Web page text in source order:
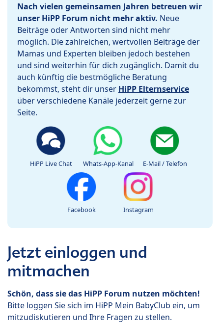
Nach vielen gemeinsamen Jahren betreuen wir
unser HiPP Forum nicht mehr aktiv. Neue
Beiträge oder Antworten sind nicht mehr
möglich. Die zahlreichen, wertvollen Beiträge der
Mamas und Experten bleiben jedoch bestehen
und sind weiterhin für dich zugänglich. Damit du
auch künftig die bestmögliche Beratung
bekommst, steht dir unser HiPP Elternservice
über verschiedene Kanäle jederzeit gerne zur
Seite.
HiPP Live Chat Whats-App-Kanal E-Mail / Telefon
Facebook Instagram
Jetzt einloggen und
mitmachen
Schön, dass sie das HiPP Forum nutzen möchten!
Bitte loggen Sie sich im HiPP Mein BabyClub ein, um
mitzudiskutieren und Ihre Fragen zu stellen.